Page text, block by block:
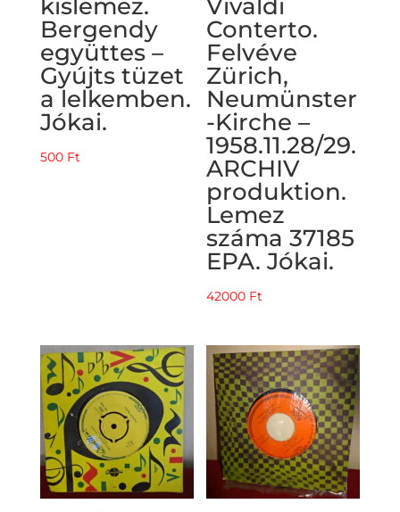
kislemez.
Bergendy
együttes –
Gyújts tüzet
a lelkemben.
Jókai.
500 Ft
Vivaldi
Conterto.
Felvéve
Zürich,
Neumünster
-Kirche –
1958.11.28/29.
ARCHIV
produktion.
Lemez
száma 37185
EPA. Jókai.
42000 Ft